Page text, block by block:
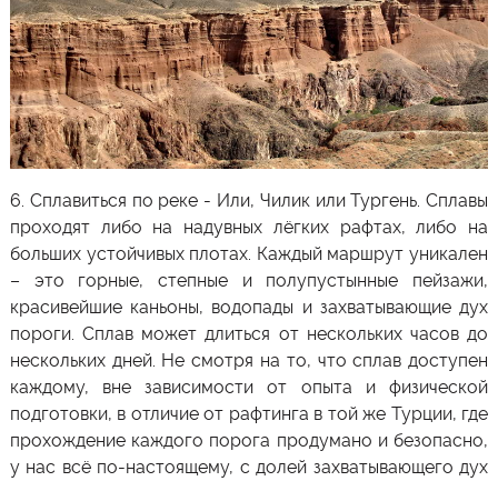
6. Сплавиться по реке - Или, Чилик илиТургень .Сплавы
проходят либо на надувных лёгких рафтах, либо на
больших устойчивых плотах . Каждый маршрут уникален
– это горные, степные и полупустынные пейзажи,
красивейшие каньоны, водопады и захватывающие дух
пороги. Сплав может длиться от нескольких часов до
нескольких дней. Не смотря на то, что сплав доступен
каждому, вне зависимости от опыта и физической
подготовки, в отличие от рафтинга в той же Турции, где
прохождение каждого порога продумано и безопасно,
у нас всё по-настоящему, с долей захватывающего дух